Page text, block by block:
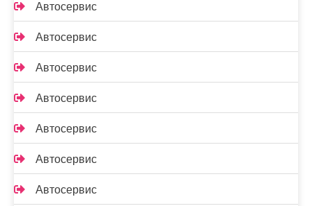
Автосервис
Автосервис
Автосервис
Автосервис
Автосервис
Автосервис
Автосервис